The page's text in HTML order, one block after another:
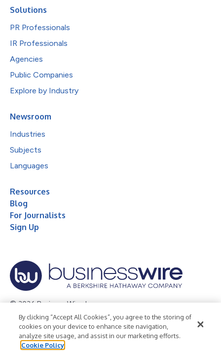
Solutions
PR Professionals
IR Professionals
Agencies
Public Companies
Explore by Industry
Newsroom
Industries
Subjects
Languages
Resources
Blog
For Journalists
Sign Up
© 2026 Business Wire, Inc.
Privacy Policy Cookie Policy
Accessibility Statement
Terms of Use
Legal
By clicking “Accept All Cookies”, you agree to the storing of
cookies on your device to enhance site navigation,
analyze site usage, and assist in our marketing efforts.
Cookie Policy